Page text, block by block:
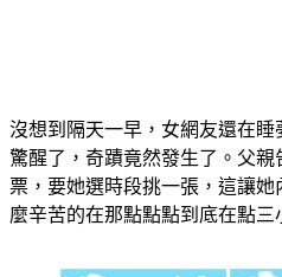
驚醒了，奇蹟竟然發生了。父親
票，要她選時段挑一張，這讓她
麼辛苦的在那點點點到底在點三